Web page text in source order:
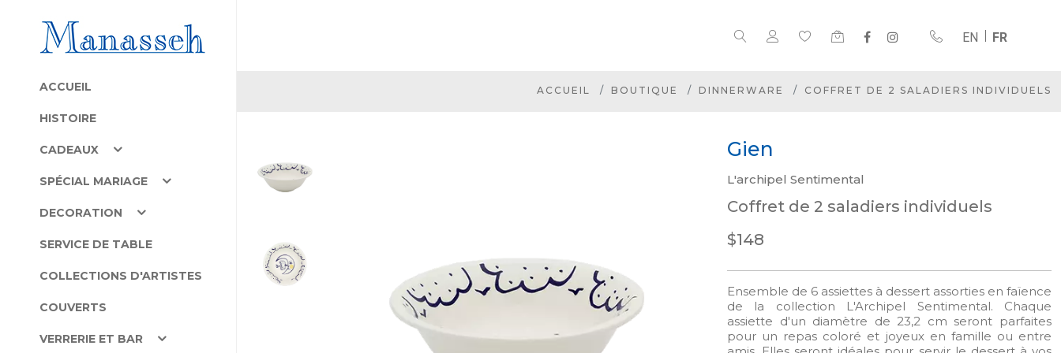
EN FR
ACCUEIL
HISTOIRE
CADEAUX
SPÉCIAL MARIAGE
DECORATION
SERVICE DE TABLE
COLLECTIONS D'ARTISTES
COUVERTS
VERRERIE ET BAR
ACCUEIL BOUTIQUE DINNERWARE COFFRET DE 2 SALADIERS INDIVIDUELS
Gien
L'archipel Sentimental
Coffret de 2 saladiers individuels
$148
Ensemble de 6 assiettes à dessert assorties en faïence
de la collection L'Archipel Sentimental. Chaque
assiette d'un diamètre de 23,2 cm seront parfaites
pour un repas coloré et joyeux en famille ou entre